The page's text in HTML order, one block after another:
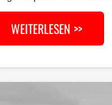
WEITERLESEN >>